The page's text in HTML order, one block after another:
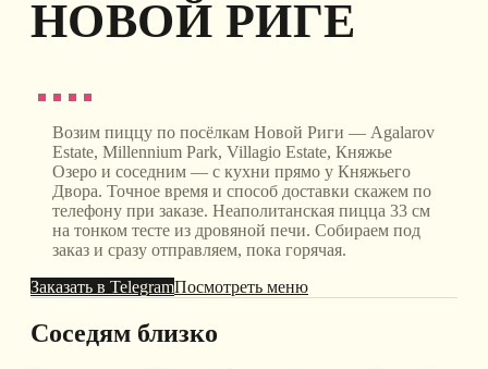
НОВОЙ РИГЕ
Возим пиццу по посёлкам Новой Риги — Agalarov
Estate, Millennium Park, Villagio Estate, Княжье
Озеро и соседним — с кухни прямо у Княжьего
Двора. Точное время и способ доставки скажем по
телефону при заказе. Неаполитанская пицца 33 см
на тонком тесте из дровяной печи. Собираем под
заказ и сразу отправляем, пока горячая.
Заказать в TelegramПосмотреть меню
Соседям близко